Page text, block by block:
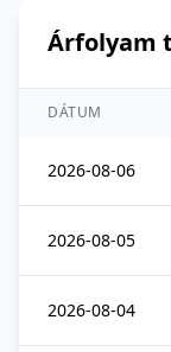
Árfolyam
DÁTUM
2026-08-06
2026-08-05
2026-08-04